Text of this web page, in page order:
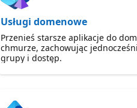
Usługi domenowe
Przenieś starsze aplikacje do
chmurze, zachowując
grupy i dostęp.